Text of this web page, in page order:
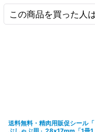
この商品を買った人
送料無料・精肉用販促シール